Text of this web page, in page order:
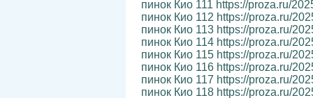
пинок Кио 111 https://proza.ru/
пинок Кио 112 https://proza.ru/
пинок Кио 113 https://proza.ru/
пинок Кио 114 https://proza.ru/
пинок Кио 115 https://proza.ru/
пинок Кио 116 https://proza.ru/
пинок Кио 117 https://proza.ru/
пинок Кио 118 https://proza.ru/